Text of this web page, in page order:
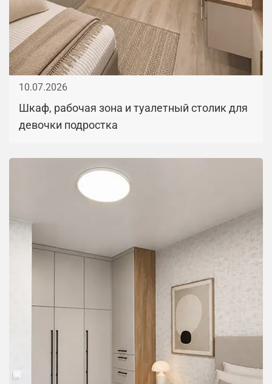
10.07.2026
Шкаф, рабочая зона и туалетный столик для
девочки подростка